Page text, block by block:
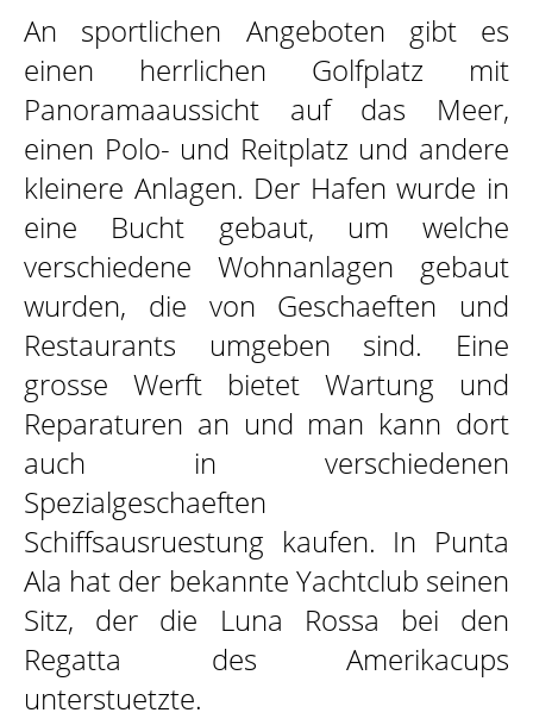
An sportlichen Angeboten gibt es
einen herrlichen Golfplatz mit
Panoramaaussicht auf das Meer,
einen Polo- und Reitplatz und andere
kleinere Anlagen. Der Hafen wurde in
eine Bucht gebaut, um welche
verschiedene Wohnanlagen gebaut
wurden, die von Geschaeften und
Restaurants umgeben sind. Eine
grosse Werft bietet Wartung und
Reparaturen an und man kann dort
auch in verschiedenen
Spezialgeschaeften
Schiffsausruestung kaufen. In Punta
Ala hat der bekannte Yachtclub seinen
Sitz, der die Luna Rossa bei den
Regatta des Amerikacups
unterstuetzte.